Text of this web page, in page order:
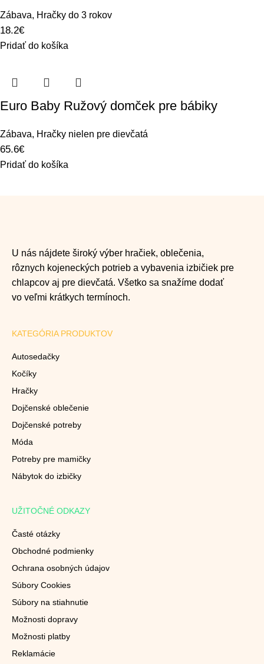
Zábava, Hračky do 3 rokov
18.2€
Pridať do košíka
Euro Baby Ružový domček pre bábiky
Zábava, Hračky nielen pre dievčatá
65.6€
Pridať do košíka
U nás nájdete široký výber hračiek, oblečenia,
rôznych kojeneckých potrieb a vybavenia izbičiek pre
chlapcov aj pre dievčatá. Všetko sa snažíme dodať
vo veľmi krátkych termínoch.
KATEGÓRIA PRODUKTOV
Autosedačky
Kočíky
Hračky
Dojčenské oblečenie
Dojčenské potreby
Móda
Potreby pre mamičky
Nábytok do izbičky
UŽITOČNÉ ODKAZY
Časté otázky
Obchodné podmienky
Ochrana osobných údajov
Súbory Cookies
Súbory na stiahnutie
Možnosti dopravy
Možnosti platby
Reklamácie